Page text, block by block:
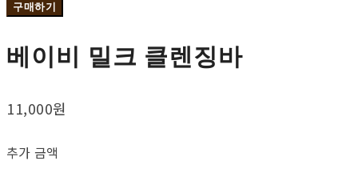
구매하기
베이비 밀크 클렌징바
11,000원
추가 금액